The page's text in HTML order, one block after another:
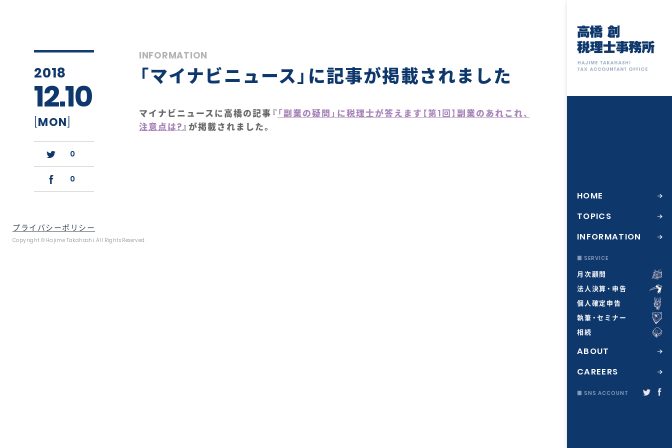
HOME
TOPICS
INFORMATION
■ SERVICE
月次顧問
法人決算・申告
個人確定申告
執筆・セミナー
相続
ABOUT
CAREERS
■ SNS ACCOUNT
2018
12.10
MON
0
0
INFORMATION
「マイナビニュース」に記事が掲載されました
マイナビニュースに高橋の記事『 「副業の疑問」に税理士が答えます【第1回】副業のあれこれ、
注意点は?』が掲載されました。
プライバシーポリシー
Copyright © Hajime Takahashi. All Rights Reserved.